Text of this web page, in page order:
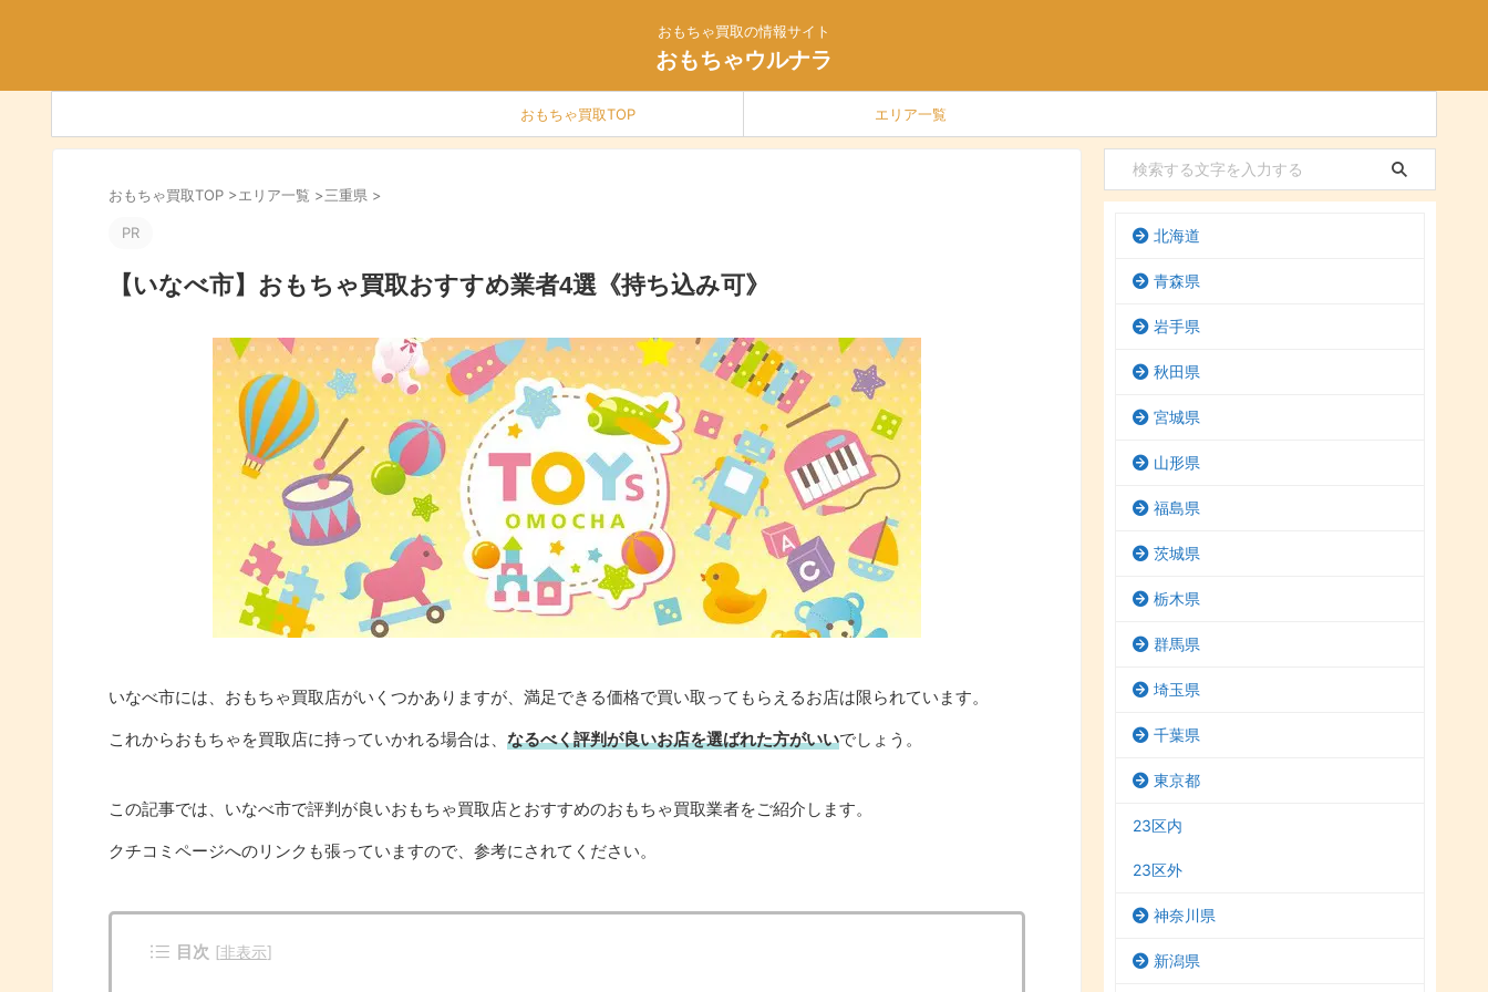
おもちゃ買取の情報サイト
おもちゃウルナラ
おもちゃ買取TOP エリア一覧
おもちゃ買取TOP >エリア一覧 >三重県 >
PR
【いなべ市】おもちゃ買取おすすめ業者4選《持ち込み可》
いなべ市には、おもちゃ買取店がいくつかありますが、満足できる価格で買い取ってもらえるお店は限られています。
これからおもちゃを買取店に持っていかれる場合は、 なるべく評判が良いお店を選ばれた方がいいでしょう。
この記事では、いなべ市で評判が良いおもちゃ買取店とおすすめのおもちゃ買取業者をご紹介します。
クチコミページへのリンクも張っていますので、参考にされてください。
目次 [非表示]
北海道
青森県
岩手県
秋田県
宮城県
山形県
福島県
茨城県
栃木県
群馬県
埼玉県
千葉県
東京都
23区内
23区外
神奈川県
新潟県